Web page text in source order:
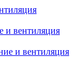
и вентиляция
и вентиляция